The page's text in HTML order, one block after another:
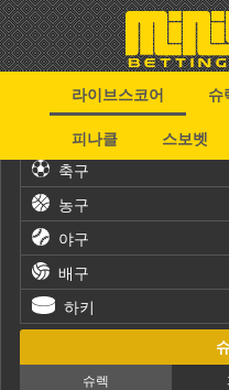
라이브스코어 슈
피나클
스보벳
축구
농구
야구
배구
하키
슈렉